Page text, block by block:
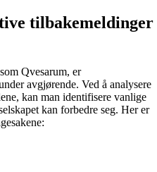
tilbakemeldinger
Qvesarum, er
avgjørende. Ved å analysere
kan man identifisere vanlige
kan forbedre seg. Her er